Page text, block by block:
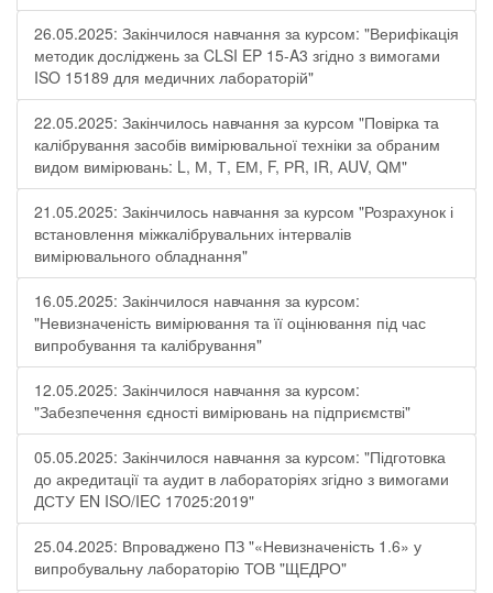
26.05.2025: Закінчилося навчання за курсом: "Верифікація
методик досліджень за CLSI EP 15-A3 згідно з вимогами
ISO 15189 для медичних лабораторій"
22.05.2025: Закінчилось навчання за курсом "Повірка та
калібрування засобів вимірювальної техніки за обраним
видом вимірювань: L, М, Т, ЕМ, F, РR, ІR, АUV, QМ"
21.05.2025: Закінчилось навчання за курсом "Розрахунок і
встановлення міжкалібрувальних інтервалів
вимірювального обладнання"
16.05.2025: Закінчилося навчання за курсом:
"Невизначеність вимірювання та її оцінювання під час
випробування та калібрування"
12.05.2025: Закінчилося навчання за курсом:
"Забезпечення єдності вимірювань на підприємстві"
05.05.2025: Закінчилося навчання за курсом: "Підготовка
до акредитації та аудит в лабораторіях згідно з вимогами
ДСТУ EN ISO/IEC 17025:2019"
25.04.2025: Впроваджено ПЗ "«Невизначеність 1.6» у
випробувальну лабораторію ТОВ "ЩЕДРО"